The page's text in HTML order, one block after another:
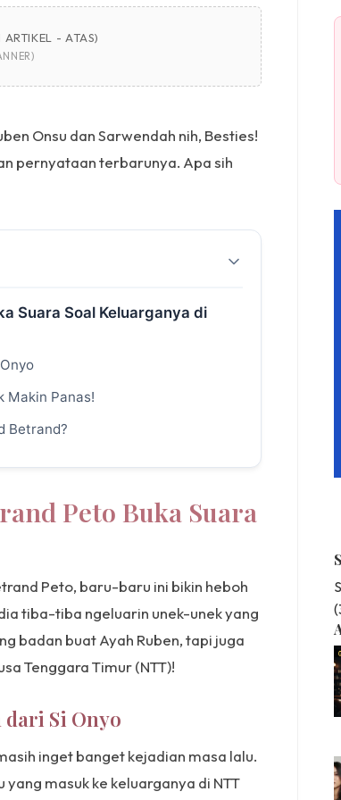
- ATAS)
Onsu dan Sarwendah nih, Besties!
pernyataan terbarunya. Apa sih
Suara Soal Keluarganya di
Makin Panas!
Betrand?
Peto Buka Suara
Peto, baru-baru ini bikin heboh
tiba-tiba ngeluarin unek-unek yang
badan buat Ayah Ruben, tapi juga
Tenggara Timur (NTT)!
Si Onyo
inget banget kejadian masa lalu.
masuk ke keluarganya di NTT